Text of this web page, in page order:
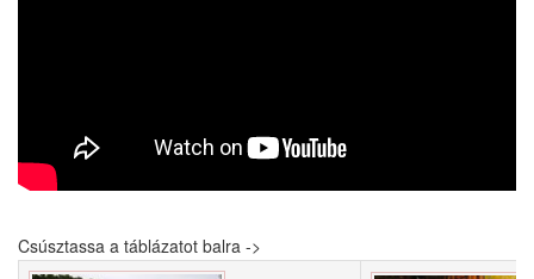
Csúsztassa a táblázatot balra ->